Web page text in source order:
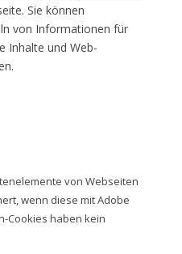
Sie können
von Informationen für
Inhalte und Web-
von Webseiten
wenn diese mit Adobe
Cookies haben kein